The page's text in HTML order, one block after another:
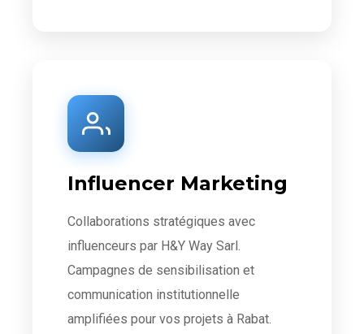
Influencer Marketing
Collaborations stratégiques avec
influenceurs par H&Y Way Sarl.
Campagnes de sensibilisation et
communication institutionnelle
amplifiées pour vos projets à Rabat.